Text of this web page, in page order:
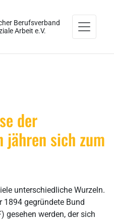
Berufsverband
Arbeit e.V.
der
jähren sich zum
unterschiedliche Wurzeln.
1894 gegründete Bund
gesehen werden, der sich